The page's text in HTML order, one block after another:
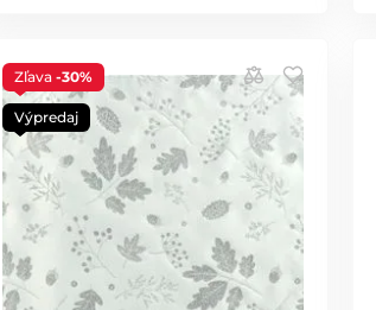
Zľava -30%
Výpredaj